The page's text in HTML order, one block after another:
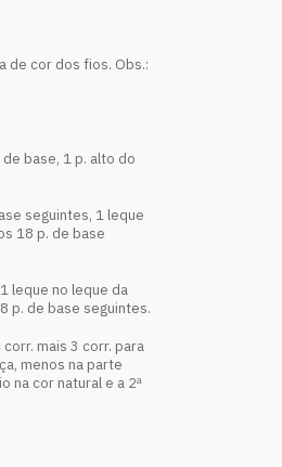
de cor dos fios. Obs.:
base, 1 p. alto do
seguintes, 1 leque
18 p. de base
leque no leque da
p. de base seguintes.
mais 3 corr. para
menos na parte
na cor natural e a 2ª